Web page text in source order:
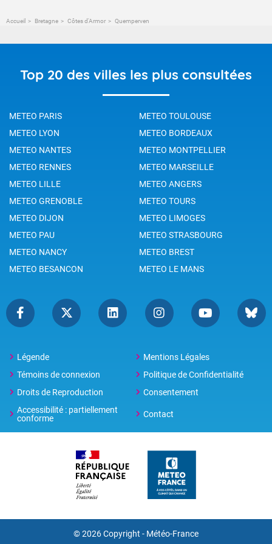
Accueil Bretagne Côtes d'Armor Quemperven
Top 20 des villes les plus consultées
METEO PARIS
METEO TOULOUSE
METEO LYON
METEO BORDEAUX
METEO NANTES
METEO MONTPELLIER
METEO RENNES
METEO MARSEILLE
METEO LILLE
METEO ANGERS
METEO GRENOBLE
METEO TOURS
METEO DIJON
METEO LIMOGES
METEO PAU
METEO STRASBOURG
METEO NANCY
METEO BREST
METEO BESANCON
METEO LE MANS
Légende
Mentions Légales
Témoins de connexion
Politique de Confidentialité
Droits de Reproduction
Consentement
Accessibilité : partiellement
conforme
Contact
© 2026 Copyright - Météo-France